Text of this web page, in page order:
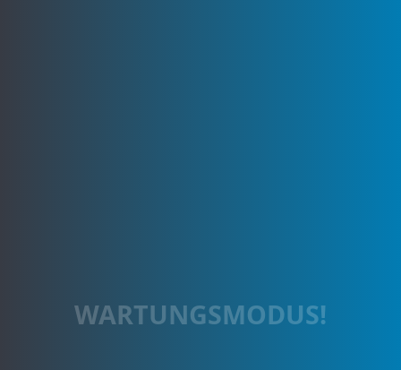
WARTUNGSMODUS!